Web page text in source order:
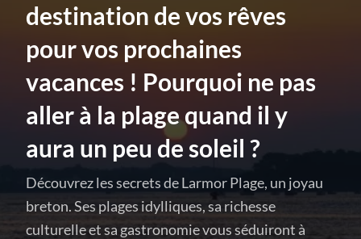
destination de vos rêves
pour vos prochaines
vacances ! Pourquoi ne pas
aller à la plage quand il y
aura un peu de soleil ?
Découvrez les secrets de Larmor Plage, un joyau
breton. Ses plages idylliques, sa richesse
culturelle et sa gastronomie vous séduiront à